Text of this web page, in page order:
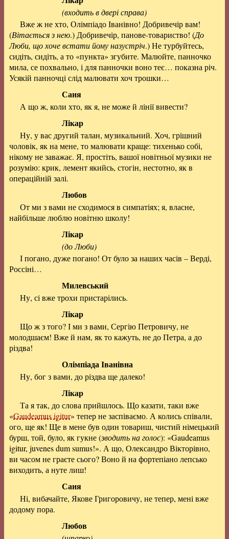
(входить в двері справа)
Вже ж не хто, Олімпіадо Іванівно! Добривечір вам!
(Вітається з нею.) Добривечір, панове-товариство! (До
Люби, що хоче встати йому назустріч.) Не турбуйтесь,
сидіть, сидіть, а то «пункта» згубите. Малюйте, панночко
мила, се похвально, і для панночки воно теє… показна річ.
Усякій панночці слід малювати хоч трошки…
Саня
А що ж, коли хто, як я, не може й лінії вивести?
Лікар
Ну, у вас другий талан, музикальний. Хоч, грішний
чоловік, як на мене, то малювати краще: тихенько собі,
нікому не заважає. Я, простіть, вашої новітньої музики не
розумію: крик, лемент якийсь, стогін, нестотно, як в
операційній залі.
Любов
От ми з вами не сходимося в симпатіях; я, власне,
найбільше люблю новітню школу!
Лікар
(до Люби)
І погано, дуже погано! От було за наших часів – Верді,
Россіні…
Милевський
Ну, сі вже трохи пристарілись.
Лікар
Що ж з того? І ми з вами, Сергію Петровичу, не
молодшаєм! Вже й нам, як то кажуть, не до Петра, а до
різдва!
Олімпіада Іванівна
Ну, бог з вами, до різдва ще далеко!
Лікар
Та я так, до слова прийшлось. Що казати, таки вже
«Gaudeamus igitur» тепер не заспіваємо. А колись співали,
ого, ще як! Ще в мене був один товариш, чистий німецький
бурш, той, було, як гукне (зводить на голос): «Gaudeamus
igitur, juvenes dum sumus!». А що, Олександро Вікторівно,
ви часом не граєте сього? Воно й на фортепіано лепсько
виходить, а нуте лиш!
Саня
Ні, вибачайте, Якове Григоровичу, не тепер, мені вже
додому пора.
Любов